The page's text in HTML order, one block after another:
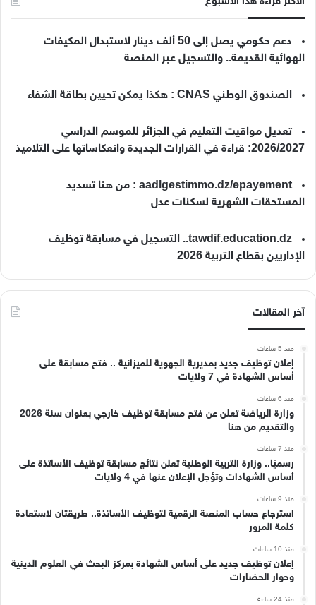
دعم حكومي يصل إلى 50 ألف دينار لاستبدال المكيفات
الهوائية القديمة.. والتسجيل عبر المنصة
الصندوق الوطني CNAS : هكذا يمكن تحيين بطاقة الشفاء
تعديل مواقيت التعليم في الجزائر للموسم الدراسي
2026/2027: قراءة في القرارات الجديدة وانعكاساتها على التلاميذ
aadlgestimmo.dz/epayement : من هنا تسديد
المستحقات الشهرية لسكنات عدل
tawdif.education.dz.. التسجيل في مسابقة توظيف
الإداريين بقطاع التربية 2026
آخر المقالات
منذ 5 ساعات
إعلان توظيف جديد بمديرية الجهوية للميزانية .. فتح مسابقة على
أساس الشهادة في 7 ولايات
منذ 6 ساعات
وزارة الرياضة تعلن عن فتح مسابقة توظيف خارجي بعنوان سنة 2026
والتقديم من هنا
منذ 7 ساعات
رسميًا.. وزارة التربية الوطنية تعلن نتائج مسابقة توظيف الأساتذة على
أساس الشهادات وتؤجل الإعلان عنها في 4 ولايات
منذ 9 ساعات
استرجاع حساب المنصة الرقمية لتوظيف الأساتذة.. طريقتان لاستعادة
كلمة المرور
منذ 10 ساعات
إعلان توظيف جديد على أساس الشهادة بمركز البحث في العلوم الدينية
وحوار الحضارات
منذ 24 ساعة